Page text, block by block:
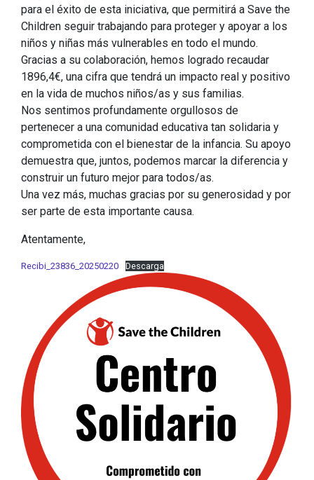
para el éxito de esta iniciativa, que permitirá a Save the
Children seguir trabajando para proteger y apoyar a los
niños y niñas más vulnerables en todo el mundo.
Gracias a su colaboración, hemos logrado recaudar
1896,4€, una cifra que tendrá un impacto real y positivo
en la vida de muchos niños/as y sus familias.
Nos sentimos profundamente orgullosos de
pertenecer a una comunidad educativa tan solidaria y
comprometida con el bienestar de la infancia. Su apoyo
demuestra que, juntos, podemos marcar la diferencia y
construir un futuro mejor para todos/as.
Una vez más, muchas gracias por su generosidad y por
ser parte de esta importante causa.
Atentamente,
Recibi_23836_20250220 Descarga